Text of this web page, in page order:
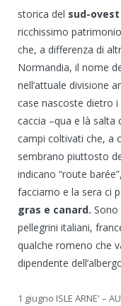
storica del sud-
ricchissimo
che, a differenza di
Normandia, il nome
nell’attuale divisione
case nascoste dietro
caccia –qua e là salta
campi coltivati che, a
sembrano piuttosto
indicano “route
facciamo e la sera ci
gras e canard. Sono
pellegrini italiani,
qualche romeno che
dipendente
1 giugno ISLE ARNE' –